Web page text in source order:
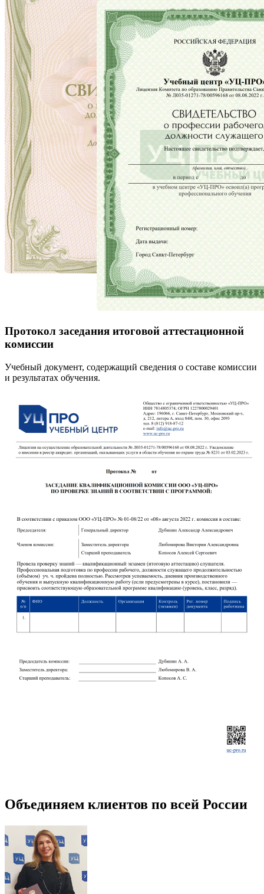
Протокол заседания итоговой аттестационной
комиссии
Учебный документ, содержащий сведения о составе комиссии
и результатах обучения.
Объединяем клиентов по всей России